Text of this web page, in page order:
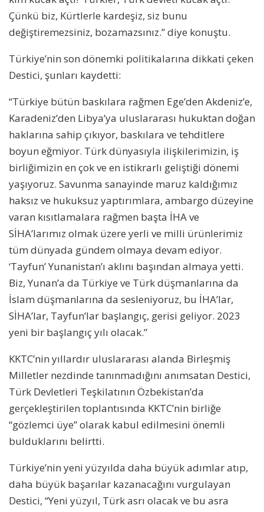
Çünkü biz, Kürtlerle kardeşiz, siz bunu
değiştiremezsiniz, bozamazsınız.” diye konuştu.
Türkiye’nin son dönemki politikalarına dikkati çeken
Destici, şunları kaydetti:
“Türkiye bütün baskılara rağmen Ege’den Akdeniz’e,
Karadeniz’den Libya’ya uluslararası hukuktan doğan
haklarına sahip çıkıyor, baskılara ve tehditlere
boyun eğmiyor. Türk dünyasıyla ilişkilerimizin, iş
birliğimizin en çok ve en istikrarlı geliştiği dönemi
yaşıyoruz. Savunma sanayinde maruz kaldığımız
haksız ve hukuksuz yaptırımlara, ambargo düzeyine
varan kısıtlamalara rağmen başta İHA ve
SİHA’larımız olmak üzere yerli ve milli ürünlerimiz
tüm dünyada gündem olmaya devam ediyor.
‘Tayfun’ Yunanistan’ı aklını başından almaya yetti.
Biz, Yunan’a da Türkiye ve Türk düşmanlarına da
İslam düşmanlarına da sesleniyoruz, bu İHA’lar,
SİHA’lar, Tayfun’lar başlangıç, gerisi geliyor. 2023
yeni bir başlangıç yılı olacak.”
KKTC’nin yıllardır uluslararası alanda Birleşmiş
Milletler nezdinde tanınmadığını anımsatan Destici,
Türk Devletleri Teşkilatının Özbekistan’da
gerçekleştirilen toplantısında KKTC’nin birliğe
“gözlemci üye” olarak kabul edilmesini önemli
bulduklarını belirtti.
Türkiye’nin yeni yüzyılda daha büyük adımlar atıp,
daha büyük başarılar kazanacağını vurgulayan
Destici, “Yeni yüzyıl, Türk asrı olacak ve bu asra